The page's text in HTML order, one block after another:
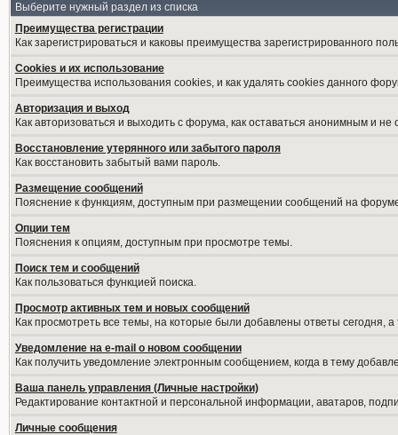
Выберите нужный раздел из списка
Преимущества регистрации
Как зарегистрироваться и каковы преимущества зарегистрированного
Cookies и их использование
Преимущества использования cookies, и как удалять cookies данного
Авторизация и выход
Как авторизоваться и выходить с форума, как оставаться анонимным и
Восстановление утерянного или забытого пароля
Как восстановить забытый вами пароль.
Размещение сообщений
Пояснение к функциям, доступным при размещении сообщений на
Опции тем
Пояснения к опциям, доступным при просмотре темы.
Поиск тем и сообщений
Как пользоваться функцией поиска.
Просмотр активных тем и новых сообщений
Как просмотреть все темы, на которые были добавлены ответы сегодня,
Уведомление на е-mail о новом сообщении
Как получить уведомление электронным сообщением, когда в тему
Ваша панель управления (Личные настройки)
Редактирование контактной и персональной информации, аватаров,
Личные сообщения